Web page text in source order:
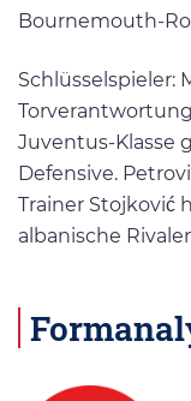
Bournemouth-
Schlüsselspieler:
Juventus-Klasse
Defensive.
Trainer Stojković
albanische